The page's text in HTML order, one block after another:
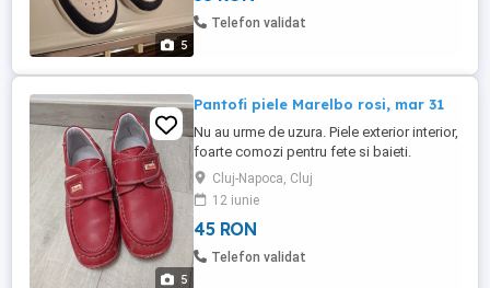
5
Telefon validat
5
Pantofi piele Marelbo rosi, mar 31
Nu au urme de uzura. Piele exterior interior,
foarte comozi pentru fete si baieti.
Marimea 31
Cluj-Napoca, Cluj
12 iunie
45 RON
Telefon validat